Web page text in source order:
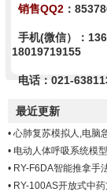
销售QQ2 ：
手机(微信）：
18019719155
电话：021-
最近更新
• 心肺复苏模拟人,电脑
• 电动人体呼吸系统模
• RY-F6DA智能推拿手
• RY-100AS开放式中